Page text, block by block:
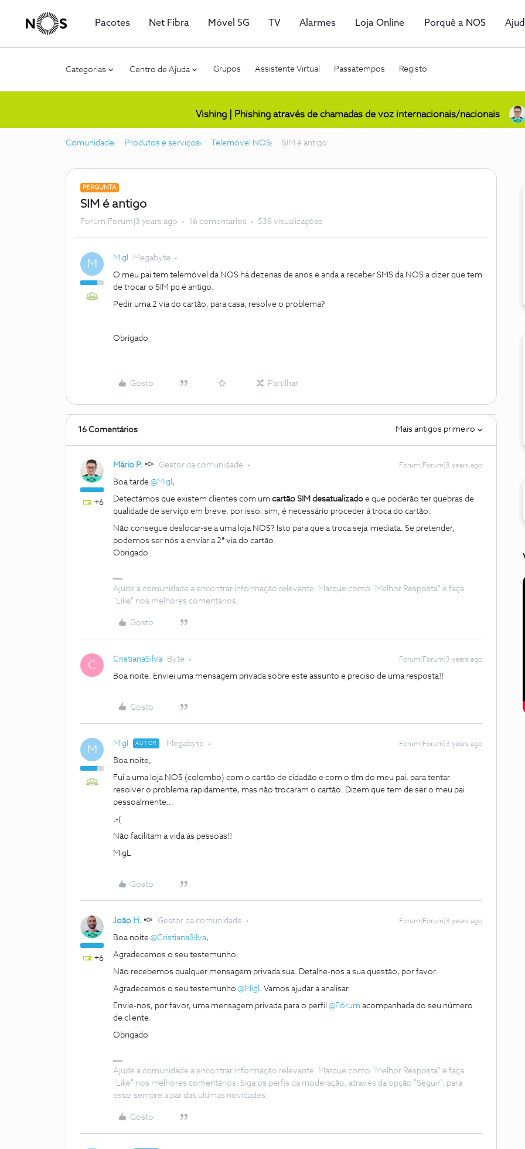
Pacotes Net Fibra Móvel 5G TV Alarmes Loja Online Porquê a NOS
Categorias Centro de Ajuda Grupos Assistente Virtual Passatempos Registo
Vishing | Phishing através de chamadas de voz internacionais/nacionais
Comunidade Produtos e serviços Telemóvel NOS SIM é antigo
PERGUNTA
SIM é antigo
Forum|Forum|3 years ago 16 comentários 538 visualizações
M Migl Megabyte
O meu pai tem telemóvel da NOS há dezenas de anos e anda a receber SMS da NOS a dizer que tem
de trocar o SIM pq é antigo.
Pedir uma 2 via do cartão, para casa, resolve o problema?
Obrigado
Gosto Partilhar
16 Comentários Mais antigos primeiro
+6
Mário P. Gestor da comunidade Forum|Forum|3 years ago
Boa tarde @Migl ,
Detectámos que existem clientes com um cartão SIM desatualizado e que poderão ter quebras de
qualidade de serviço em breve, por isso, sim, é necessário proceder à troca do cartão.
Não consegue deslocar-se a uma loja NOS? Isto para que a troca seja imediata. Se pretender,
podemos ser nós a enviar a 2ª via do cartão.
Obrigado
Ajude a comunidade a encontrar informação relevante. Marque como "Melhor Resposta" e faça
"Like" nos melhores comentários.
Gosto
C CristianaSilva Byte Forum|Forum|3 years ago
Boa noite. Enviei uma mensagem privada sobre este assunto e preciso de uma resposta!!
Gosto
M Migl AUTOR Megabyte Forum|Forum|3 years ago
Boa noite,
Fui a uma loja NOS (colombo) com o cartão de cidadão e com o tlm do meu pai, para tentar
resolver o problema rapidamente, mas não trocaram o cartão. Dizem que tem de ser o meu pai
pessoalmente…
:-(
Não facilitam a vida às pessoas!!
MigL
Gosto
+6
João H. Gestor da comunidade Forum|Forum|3 years ago
Boa noite @CristianaSilva,
Agradecemos o seu testemunho.
Não recebemos qualquer mensagem privada sua. Detalhe-nos a sua questão, por favor.
Agradecemos o seu testemunho @Migl . Vamos ajudar a analisar.
Envie-nos, por favor, uma mensagem privada para o perfil @Fórum acompanhada do seu número
de cliente.
Obrigado
Ajude a comunidade a encontrar informação relevante. Marque como "Melhor Resposta" e faça
"Like" nos melhores comentários. Siga os perfis da moderação, através da opção "Seguir", para
estar sempre a par das ultimas novidades.
Gosto